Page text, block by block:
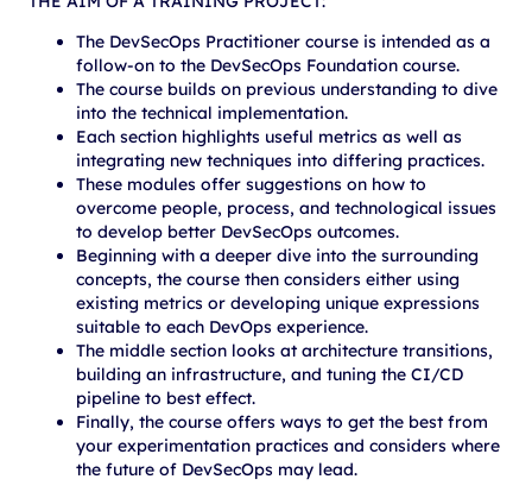
The DevSecOps Practitioner course is intended as a
follow-on to the DevSecOps Foundation course.
The course builds on previous understanding to dive
into the technical implementation.
Each section highlights useful metrics as well as
integrating new techniques into differing practices.
These modules offer suggestions on how to
overcome people, process, and technological issues
to develop better DevSecOps outcomes.
Beginning with a deeper dive into the surrounding
concepts, the course then considers either using
existing metrics or developing unique expressions
suitable to each DevOps experience.
The middle section looks at architecture transitions,
building an infrastructure, and tuning the CI/CD
pipeline to best effect.
Finally, the course offers ways to get the best from
your experimentation practices and considers where
the future of DevSecOps may lead.